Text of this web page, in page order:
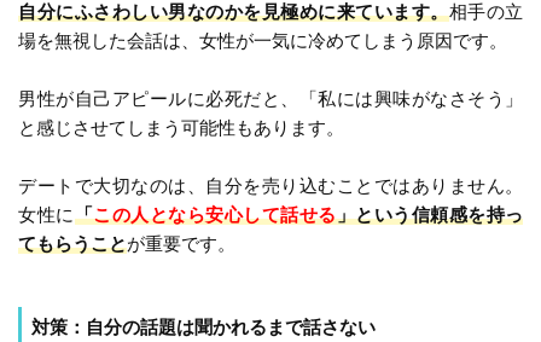
自分にふさわしい男なのかを見極めに来ています。相手の立
場を無視した会話は、女性が一気に冷めてしまう原因です。
男性が自己アピールに必死だと、「私には興味がなさそう」
と感じさせてしまう可能性もあります。
デートで大切なのは、自分を売り込むことではありません。
女性に「この人となら安心して話せる」という信頼感を持っ
てもらうことが重要です。
対策：自分の話題は聞かれるまで話さない